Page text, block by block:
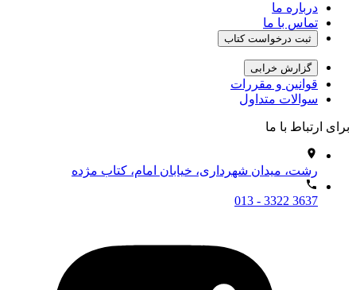
درباره ما
تماس با ما
ثبت درخواست کتاب
گزارش خرابی
قوانین و مقررات
سوالات متداول
برای ارتباط با ما
رشت، میدان شهرداری، خیابان امام، کتاب مژده
013 - 3322 3637